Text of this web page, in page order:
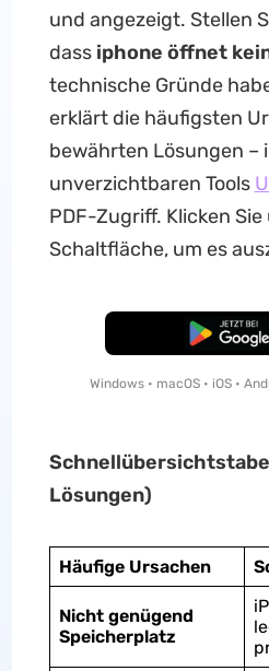
und angezeigt. Stellen
dassiphone öffnet
technische Gründe
erklärt die häufigsten
bewährten Lösungen –
unverzichtbaren Tools
PDF-Zugriff. Klicken
Schaltfläche, um es
Kostenloser
Windows • macOS • iOS •
Lösungen)
Häufige Ursachen
Nicht genügend
Speicherplatz